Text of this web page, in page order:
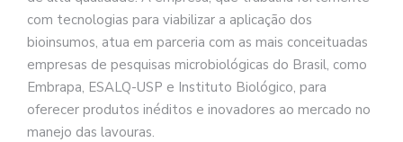
com tecnologias para viabilizar a aplicação dos
bioinsumos, atua em parceria com as mais conceituadas
empresas de pesquisas microbiológicas do Brasil, como
Embrapa, ESALQ-USP e Instituto Biológico, para
oferecer produtos inéditos e inovadores ao mercado no
manejo das lavouras.